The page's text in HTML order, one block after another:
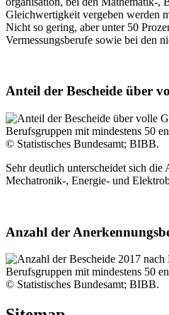
Gleichwertigkeit vergeben werden
Nicht so gering, aber unter 50
Vermessungsberufe sowie bei den
Anteil der Bescheide über
Berufsgruppen mit mindestens 50
© Statistisches Bundesamt; BIBB.
Sehr deutlich unterscheidet sich
Mechatronik-, Energie- und
Anzahl der
Berufsgruppen mit mindestens 50
© Statistisches Bundesamt; BIBB.